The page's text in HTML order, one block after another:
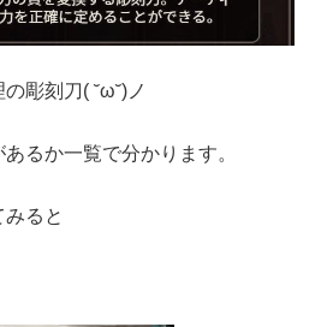
彫刻刀( ˘ω˘)ノ
るか一覧で分かります。
ると